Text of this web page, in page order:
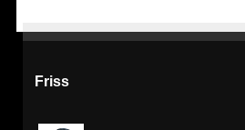
Friss